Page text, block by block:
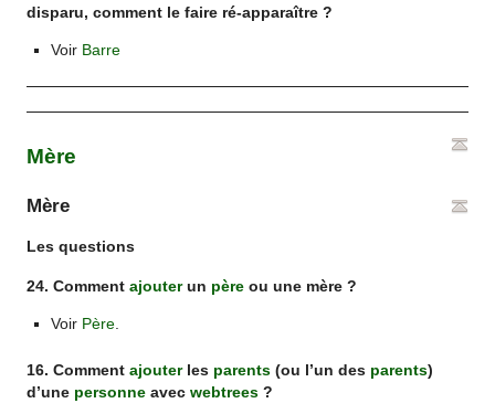
disparu, comment le faire ré-apparaître ?
Voir Barre
Mère
Mère
Les questions
24. Commentajouterun père ou une mère ?
Voir Père.
16. Commentajouterles parents (ou l’un des parents)
d’une personne avecwebtrees ?